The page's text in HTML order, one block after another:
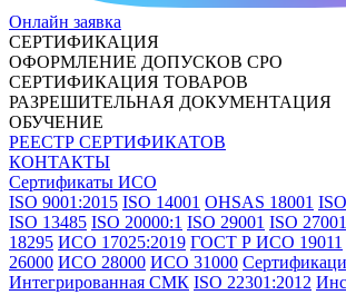
Онлайн заявка
СЕРТИФИКАЦИЯ
ОФОРМЛЕНИЕ ДОПУСКОВ СРО
СЕРТИФИКАЦИЯ ТОВАРОВ
РАЗРЕШИТЕЛЬНАЯ ДОКУМЕНТАЦИЯ
ОБУЧЕНИЕ
РЕЕСТР СЕРТИФИКАТОВ
КОНТАКТЫ
Сертификаты ИСО
ISO 9001:2015 ISO 14001 OHSAS 18001
ISO 13485 ISO 20000:1 ISO 29001 ISO 27001
18295 ИСО 17025:2019 ГОСТ Р ИСО 19011
26000 ИСО 28000 ИСО 31000
Интегрированная СМК ISO 22301:2012